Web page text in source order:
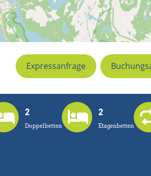
Expressanfrage
2
Doppelbetten
2
Etagenbetten